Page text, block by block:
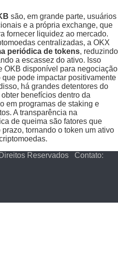
são, em grande parte, usuários
e a própria exchange, que
fornecer liquidez ao mercado.
centralizadas, a OKX
periódica de tokens, reduzindo
a escassez do ativo. Isso
OKB disponível para negociação
pode impactar positivamente
há grandes detentores do
benefícios dentro da
em programas de staking e
A transparência na
de queima são fatores que
tornando o token um ativo
Reservados Contato: